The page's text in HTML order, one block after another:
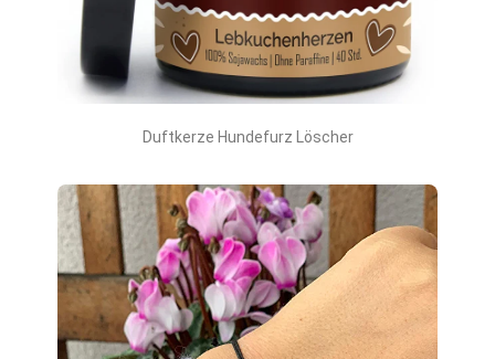
Duftkerze Hundefurz Löscher